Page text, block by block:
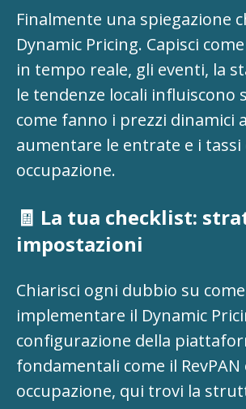
Finalmente una spiegazione
Dynamic Pricing. Capisci
in tempo reale, gli eventi, la
le tendenze locali influiscono
come fanno i prezzi dinamici
aumentare le entrate e i tassi
occupazione.
🧾 La tua checklist:
impostazioni
Chiarisci ogni dubbio su come
implementare il Dynamic
configurazione della
fondamentali come il RevPAN
occupazione, qui trovi la